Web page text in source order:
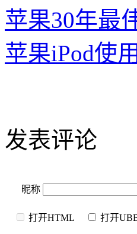
苹果30年最
苹果iPod使
发表评论
昵称
打开HTML 打开